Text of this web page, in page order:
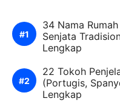
34 Nama
Senjata
Lengkap
22 Tokoh
(Portugis,
Lengkap